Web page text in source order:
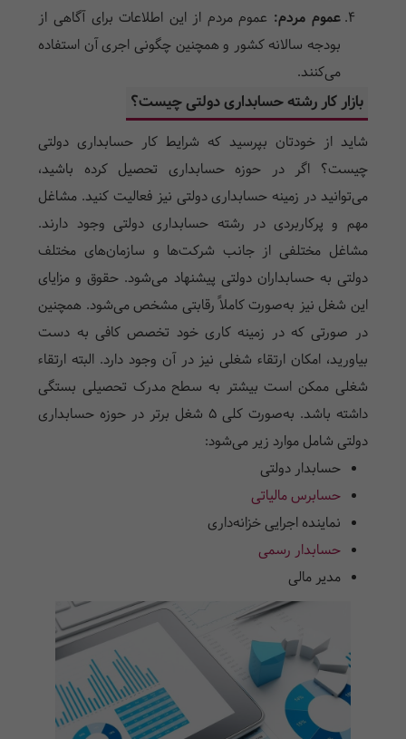
عموم مردم: عموم مردم از این اطلاعات برای آگاهی از
بودجه سالانه کشور و همچنین چگونی اجری آن استفاده
می‌کنند.
بازار کار رشته حسابداری دولتی چیست؟
شاید از خودتان بپرسید که شرایط کار حسابداری دولتی
چیست؟ اگر در حوزه حسابداری تحصیل کرده باشید،
می‌توانید در زمینه حسابداری دولتی نیز فعالیت کنید. مشاغل
مهم و پرکاربردی در رشته حسابداری دولتی وجود دارند.
مشاغل مختلفی از جانب شرکت‌ها و سازمان‌های مختلف
دولتی به حسابداران دولتی پیشنهاد می‌شود. حقوق و مزایای
این شغل نیز به‌صورت کاملاً رقابتی مشخص می‌شود. همچنین
در صورتی که در زمینه کاری خود تخصص کافی به دست
بیاورید، امکان ارتقاء شغلی نیز در آن وجود دارد. البته ارتقاء
شغلی ممکن است بیشتر به سطح مدرک تحصیلی بستگی
داشته باشد. به‌صورت کلی 5 شغل برتر در حوزه حسابداری
دولتی شامل موارد زیر می‌شود:
حسابدار دولتی
حسابرس مالیاتی
نماینده اجرایی خزانه‌‌داری
حسابدار رسمی
مدیر مالی